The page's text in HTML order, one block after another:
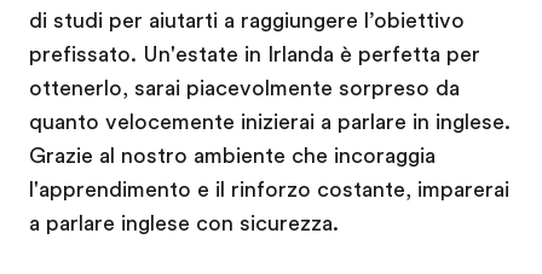
di studi per aiutarti a raggiungere l’obiettivo
prefissato. Un'estate in Irlanda è perfetta per
ottenerlo, sarai piacevolmente sorpreso da
quanto velocemente inizierai a parlare in inglese.
Grazie al nostro ambiente che incoraggia
l'apprendimento e il rinforzo costante, imparerai
a parlare inglese con sicurezza.